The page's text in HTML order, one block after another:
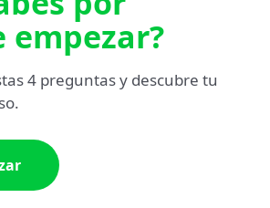
empezar?
4 preguntas y descubre tu